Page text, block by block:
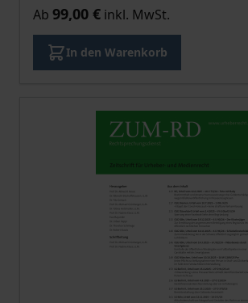
Ab 99,00 € inkl. MwSt.
In den Warenkorb